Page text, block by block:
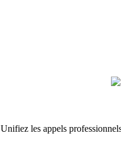
Unifiez les appels